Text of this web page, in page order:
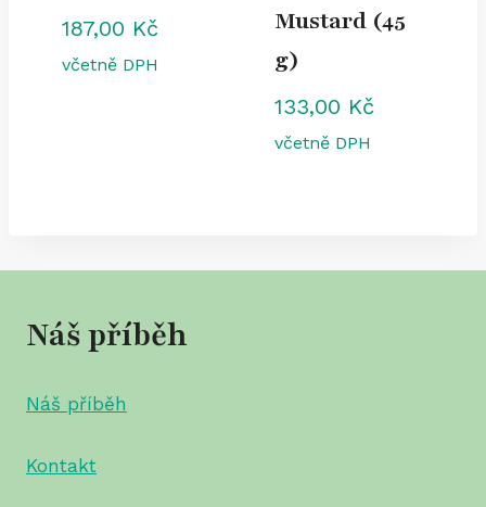
187,00 Kč
včetně DPH
Mustard (45
g)
133,00 Kč
včetně DPH
Náš příběh
Náš příběh
Kontakt